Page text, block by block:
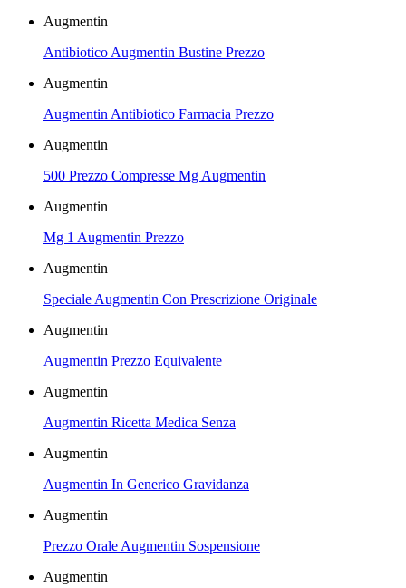
Augmentin
Antibiotico Augmentin Bustine Prezzo
Augmentin
Augmentin Antibiotico Farmacia Prezzo
Augmentin
500 Prezzo Compresse Mg Augmentin
Augmentin
Mg 1 Augmentin Prezzo
Augmentin
Speciale Augmentin Con Prescrizione Originale
Augmentin
Augmentin Prezzo Equivalente
Augmentin
Augmentin Ricetta Medica Senza
Augmentin
Augmentin In Generico Gravidanza
Augmentin
Prezzo Orale Augmentin Sospensione
Augmentin